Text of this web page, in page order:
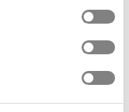
momento le